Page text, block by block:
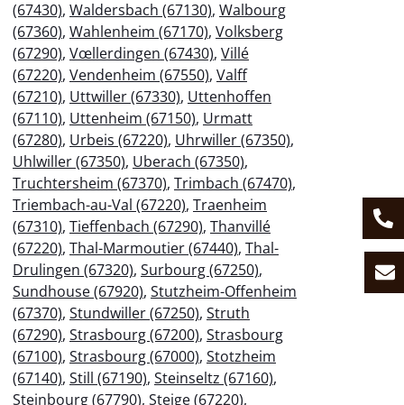
(67430), Waldersbach (67130), Walbourg
(67360), Wahlenheim (67170), Volksberg
(67290), Vœllerdingen (67430), Villé
(67220), Vendenheim (67550), Valff
(67210), Uttwiller (67330), Uttenhoffen
(67110), Uttenheim (67150), Urmatt
(67280), Urbeis (67220), Uhrwiller (67350),
Uhlwiller (67350), Uberach (67350),
Truchtersheim (67370), Trimbach (67470),
Triembach-au-Val (67220), Traenheim
(67310), Tieffenbach (67290), Thanvillé
(67220), Thal-Marmoutier (67440), Thal-
Drulingen (67320), Surbourg (67250),
Sundhouse (67920), Stutzheim-Offenheim
(67370), Stundwiller (67250), Struth
(67290), Strasbourg (67200), Strasbourg
(67100), Strasbourg (67000), Stotzheim
(67140), Still (67190), Steinseltz (67160),
Steinbourg (67790), Steige (67220),